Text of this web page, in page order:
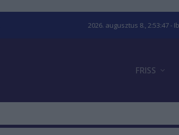
2026. augusztus 8., 2:53:48-
FRISS